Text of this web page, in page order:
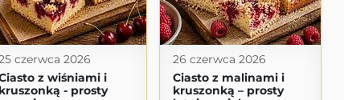
czerwca 2026
z wiśniami i
kruszonką - prosty
26 czerwca 2026
Ciasto z malinami i
kruszonką – prosty